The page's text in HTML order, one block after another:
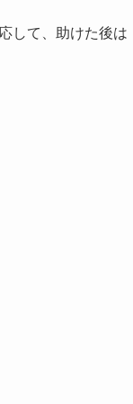
して、助けた後は